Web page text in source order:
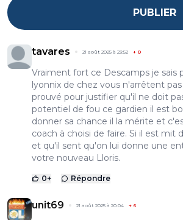
PUBLIER
tavares 21 août 2025 à 23:52 + 0
Vraiment fort ce Descamps je sais
lyonnix de chez vous n'arrêtent
prouvé pour justifier qu'il ne doit
potentiel de fou ce gardien il est
donner sa chance il la mérite et
coach à choisi de faire. Si il est mit
et qu'il sent qu'on lui donne une
votre nouveau Lloris.
0+ Répondre
unit69 21 août 2025 à 20:04 + 6